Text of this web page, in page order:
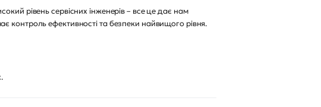
рівень сервісних інженерів – все це дає нам
контроль ефективності та безпеки найвищого рівня.